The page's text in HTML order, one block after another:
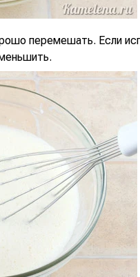
перемешать. Если